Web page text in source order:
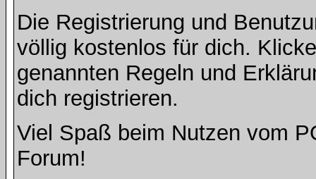
Die Registrierung und
völlig kostenlos für dich.
genannten Regeln und
dich registrieren.
Viel Spaß beim Nutzen vom
Forum!